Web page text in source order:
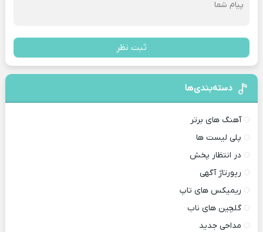
ثبت نظر
دسته‌بندی‌ها
آهنگ های برتر
پلی لیست ها
در انتظار پخش
رپورتاژ آگهی
ریمیکس های تاپ
گلچین های ناب
مداحی جدید